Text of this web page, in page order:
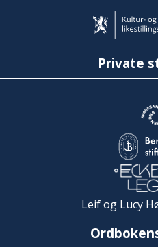
Private
Leif og Lucy